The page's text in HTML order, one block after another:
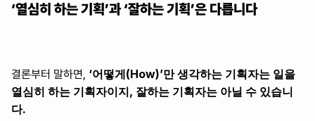
‘열심히 하는 기획’과 ‘잘하는 기획’은 다릅니다
결론부터 말하면, ‘어떻게(How)’만 생각하는 기획자는 일을
열심히 하는 기획자이지, 잘하는 기획자는 아닐 수 있습니
다.